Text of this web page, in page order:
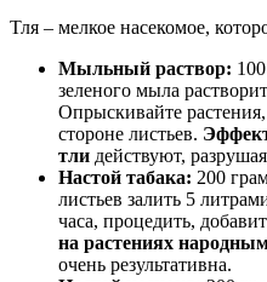
Тля – мелкое насекомое,
Мыльный раствор:
зеленого мыла
Опрыскивайте
стороне листьев.
тли действуют,
Настой табака: 200
листьев залить 5
часа, процедить,
на растениях
очень результативна.